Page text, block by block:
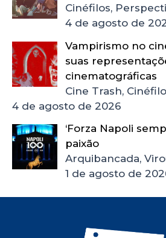
Cinéfilos,
4 de agosto de
Vampirismo no
suas
cinematográficas
Cine Trash,
4 de agosto de 2026
‘Forza Napoli
paixão
Arquibancada,
1 de agosto de